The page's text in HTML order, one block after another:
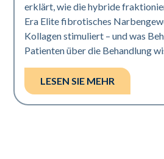
erklärt, wie die hybride
Era Elite fibrotisches
Kollagen stimuliert – und was
Patienten über die Behandlung
LESEN SIE MEHR